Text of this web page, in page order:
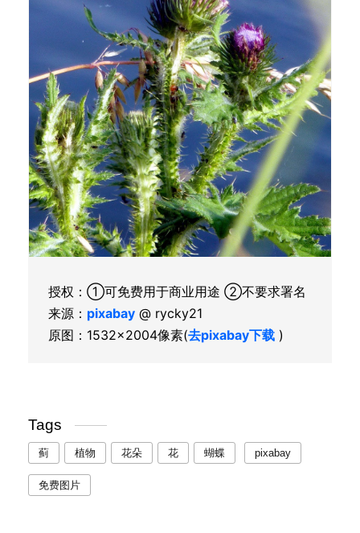
授权：①可免费用于商业用途 ②不要求署名
来源： pixabay @ rycky21
原图：1532×2004像素(去pixabay下载 )
Tags
蓟 植物 花朵 花 蝴蝶 pixabay
免费图片